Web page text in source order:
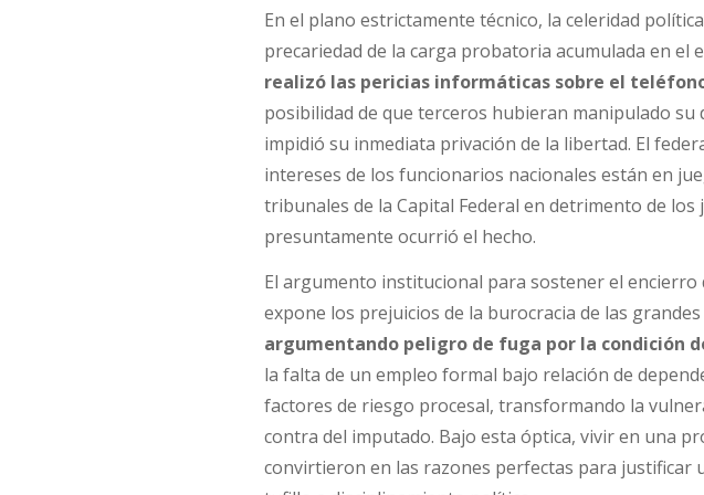
En el plano estrictamente técnico, la celeridad
precariedad de la carga probatoria acumulada en el
realizó las pericias informáticas sobre el
posibilidad de que terceros hubieran manipulado su
impidió su inmediata privación de la libertad. El
intereses de los funcionarios nacionales están en
tribunales de la Capital Federal en detrimento de
presuntamente ocurrió el hecho.
El argumento institucional para sostener el
expone los prejuicios de la burocracia de las
argumentando peligro de fuga por la condición
la falta de un empleo formal bajo relación de
factores de riesgo procesal, transformando la
contra del imputado. Bajo esta óptica, vivir en una
convirtieron en las razones perfectas para justificar